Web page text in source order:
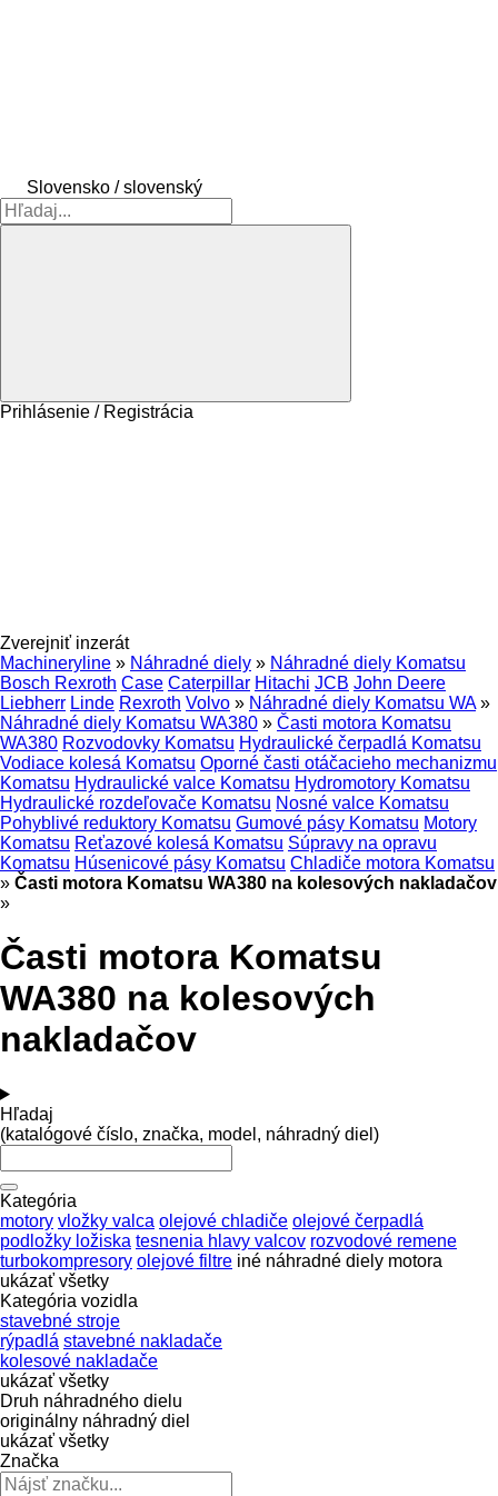
Slovensko / slovenský
Prihlásenie / Registrácia
Zverejniť inzerát
Machineryline » Náhradné diely » Náhradné diely Komatsu
Bosch Rexroth Case Caterpillar Hitachi JCB John Deere
Liebherr Linde Rexroth Volvo » Náhradné diely Komatsu WA »
Náhradné diely Komatsu WA380 » Časti motora Komatsu
WA380 Rozvodovky Komatsu Hydraulické čerpadlá Komatsu
Vodiace kolesá Komatsu Oporné časti otáčacieho mechanizmu
Komatsu Hydraulické valce Komatsu Hydromotory Komatsu
Hydraulické rozdeľovače Komatsu Nosné valce Komatsu
Pohyblivé reduktory Komatsu Gumové pásy Komatsu Motory
Komatsu Reťazové kolesá Komatsu Súpravy na opravu
Komatsu Húsenicové pásy Komatsu Chladiče motora Komatsu
» Časti motora Komatsu WA380 na kolesových nakladačov
»
Časti motora Komatsu
WA380 na kolesových
nakladačov
Hľadaj
(katalógové číslo, značka, model, náhradný diel)
Kategória
motory vložky valca olejové chladiče olejové čerpadlá
podložky ložiska tesnenia hlavy valcov rozvodové remene
turbokompresory olejové filtre iné náhradné diely motora
ukázať všetky
Kategória vozidla
stavebné stroje
rýpadlá stavebné nakladače
kolesové nakladače
ukázať všetky
Druh náhradného dielu
originálny náhradný diel
ukázať všetky
Značka